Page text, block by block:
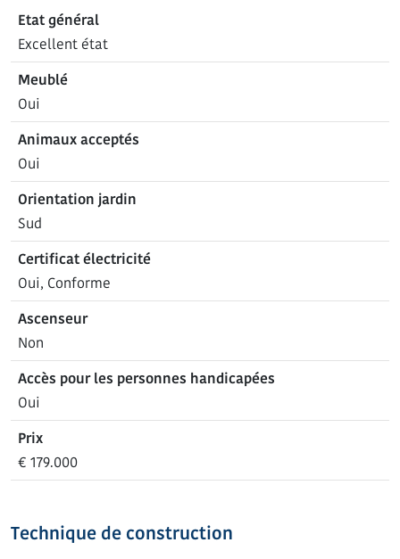
Etat général
Excellent état
Meublé
Oui
Animaux acceptés
Oui
Orientation jardin
Sud
Certificat électricité
Oui, Conforme
Ascenseur
Non
Accès pour les personnes handicapées
Oui
Prix
€ 179.000
Technique de construction